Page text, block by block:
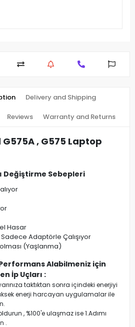
Delivery and Shipping
Reviews Warranty and Returns
, G575 Laptop
Değiştirme Sebepleri
Hasar
Sadece Adaptörle Çalışıyor
(Yaşlanma)
Alabilmeniz için
İp Uçları :
taktıktan sonra içindeki enerjiyi
enerji harcayan uygulamalar ile
, %100'e ulaşmaz ise 1.Adımı
.